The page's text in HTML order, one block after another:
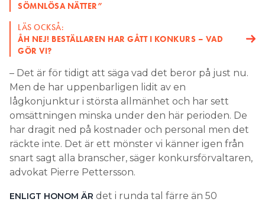
SÖMNLÖSA NÄTTER”
LÄS OCKSÅ:
ÅH NEJ! BESTÄLLAREN HAR GÅTT I KONKURS – VAD
GÖR VI?
– Det är för tidigt att säga vad det beror på just nu.
Men de har uppenbarligen lidit av en
lågkonjunktur i största allmänhet och har sett
omsättningen minska under den här perioden. De
har dragit ned på kostnader och personal men det
räckte inte. Det är ett mönster vi känner igen från
snart sagt alla branscher, säger konkursförvaltaren,
advokat Pierre Pettersson.
ENLIGT HONOM ÄR det i runda tal färre än 50